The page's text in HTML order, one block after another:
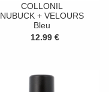
COLLONIL
NUBUCK + VELOURS
Bleu
12.99 €